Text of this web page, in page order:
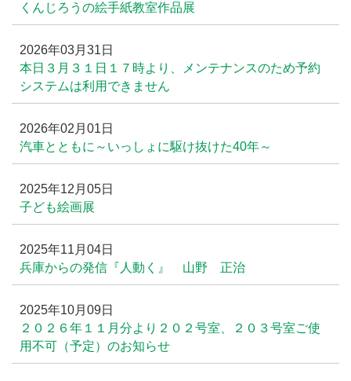
くんじろうの絵手紙教室作品展
2026年03月31日
本日３月３１日１７時より、メンテナンスのため予約
システムは利用できません
2026年02月01日
汽車とともに～いっしょに駆け抜けた40年～
2025年12月05日
子ども絵画展
2025年11月04日
兵庫からの発信『人動く』 山野 正治
2025年10月09日
２０２６年１１月分より２０２号室、２０３号室ご使
用不可（予定）のお知らせ